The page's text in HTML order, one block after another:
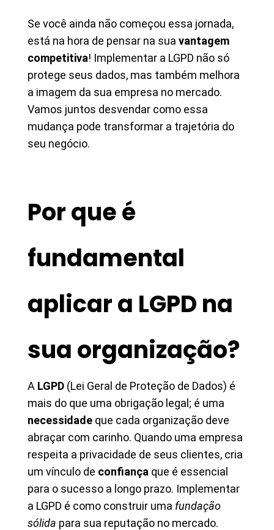
Se você ainda não começou essa jornada,
está na hora de pensar na sua vantagem
competitiva! Implementar a LGPD não só
protege seus dados, mas também melhora
a imagem da sua empresa no mercado.
Vamos juntos desvendar como essa
mudança pode transformar a trajetória do
seu negócio.
Por que é
fundamental
aplicar a LGPD na
sua organização?
A LGPD (Lei Geral de Proteção de Dados) é
mais do que uma obrigação legal; é uma
necessidade que cada organização deve
abraçar com carinho. Quando uma empresa
respeita a privacidade de seus clientes, cria
um vínculo de confiança que é essencial
para o sucesso a longo prazo. Implementar
a LGPD é como construir uma fundação
sólida para sua reputação no mercado.